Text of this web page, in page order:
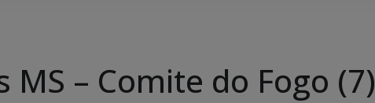
– Comite do Fogo (7)